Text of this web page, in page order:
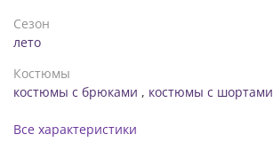
Сезон
лето
Костюмы
костюмы с брюками , костюмы с шортами
Все характеристики